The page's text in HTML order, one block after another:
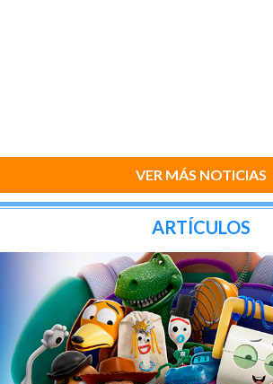
VER MÁS NOTICIAS
ARTÍCULOS